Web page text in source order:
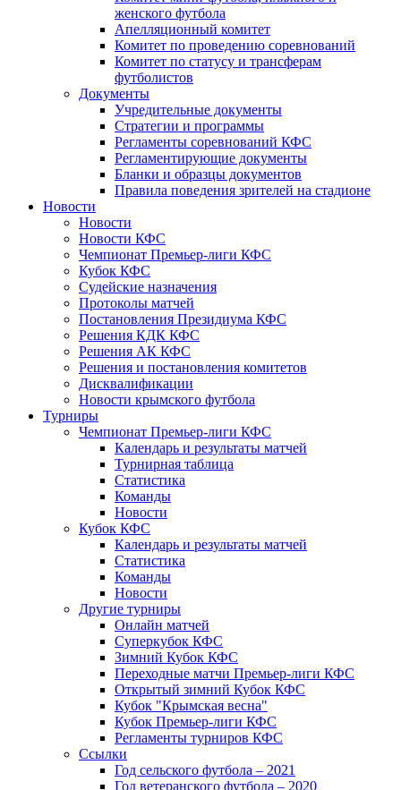
женского футбола
Апелляционный комитет
Комитет по проведению соревнований
Комитет по статусу и трансферам
футболистов
Документы
Учредительные документы
Стратегии и программы
Регламенты соревнований КФС
Регламентирующие документы
Бланки и образцы документов
Правила поведения зрителей на стадионе
Новости
Новости
Новости КФС
Чемпионат Премьер-лиги КФС
Кубок КФС
Судейские назначения
Протоколы матчей
Постановления Президиума КФС
Решения КДК КФС
Решения АК КФС
Решения и постановления комитетов
Дисквалификации
Новости крымского футбола
Турниры
Чемпионат Премьер-лиги КФС
Календарь и результаты матчей
Турнирная таблица
Статистика
Команды
Новости
Кубок КФС
Календарь и результаты матчей
Статистика
Команды
Новости
Другие турниры
Онлайн матчей
Суперкубок КФС
Зимний Кубок КФС
Переходные матчи Премьер-лиги КФС
Открытый зимний Кубок КФС
Кубок "Крымская весна"
Кубок Премьер-лиги КФС
Регламенты турниров КФС
Ссылки
Год сельского футбола – 2021
Год ветеранского футбола – 2020